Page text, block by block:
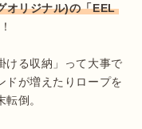
リジナル)の「EEL
ける収納」って大事で
ドが増えたりロープを
倒。